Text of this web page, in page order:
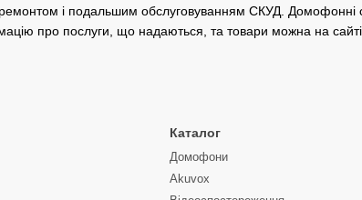
і подальшим обслуговуванням СКУД. Домофонні
про послуги, що надаються, та товари можна на
Каталог
Домофони
Akuvox